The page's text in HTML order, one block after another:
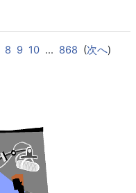
8 9 10... 868 (次へ)